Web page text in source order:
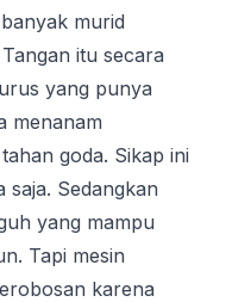
murid
itu secara
yang punya
menanam
goda. Sikap ini
saja. Sedangkan
yang mampu
Tapi mesin
karena